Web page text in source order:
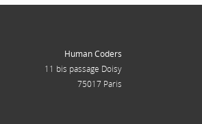
Human Coders
11 bis passage Doisy
75017 Paris